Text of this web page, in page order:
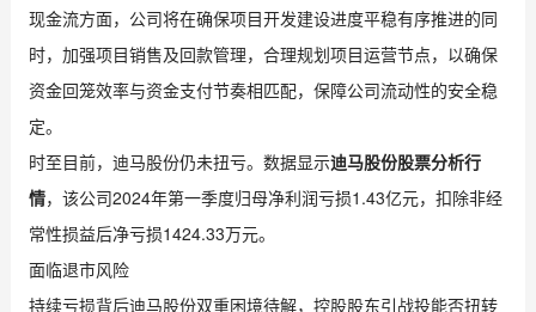
现金流方面，公司将在确保项目开发建设进度平稳有序推进的同
时，加强项目销售及回款管理，合理规划项目运营节点，以确保
资金回笼效率与资金支付节奏相匹配，保障公司流动性的安全稳
定。
时至目前，迪马股份仍未扭亏。数据显示迪马股份股票分析行
情，该公司2024年第一季度归母净利润亏损1.43亿元，扣除非经
常性损益后净亏损1424.33万元。
面临退市风险
持续亏损背后迪马股份双重困境待解，控股股东引战投能否扭转